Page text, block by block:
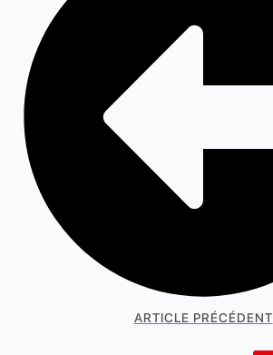
ARTICLE PRÉCÉDENT